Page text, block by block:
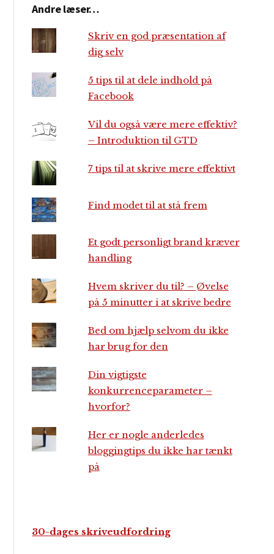
Andre læser…
Skriv en god præsentation af
dig selv
5 tips til at dele indhold på
Facebook
Vil du også være mere effektiv?
– Introduktion til GTD
7 tips til at skrive mere effektivt
Find modet til at stå frem
Et godt personligt brand kræver
handling
Hvem skriver du til? – Øvelse
på 5 minutter i at skrive bedre
Bed om hjælp selvom du ikke
har brug for den
Din vigtigste
konkurrenceparameter –
hvorfor?
Her er nogle anderledes
bloggingtips du ikke har tænkt
på
30-dages skriveudfordring